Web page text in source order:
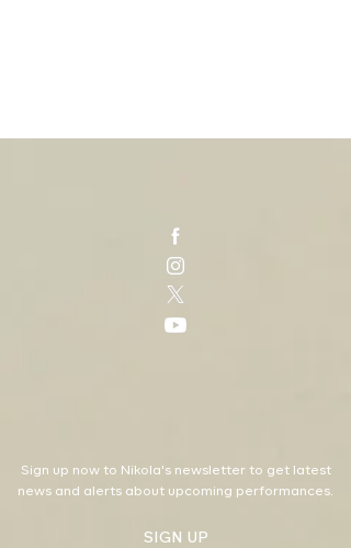
Sign up now to Nikola's newsletter to get latest
news and alerts about upcoming performances.
SIGN UP